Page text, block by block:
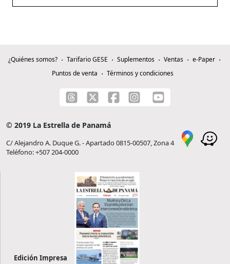
¿Quiénes somos? Tarifario GESE Suplementos Ventas
e-Paper
Puntos de venta
Términos y condiciones
© 2019 La Estrella de Panamá
C/ Alejandro A. Duque G. - Apartado 0815-00507, Zona 4
Teléfono: +507 204-0000
Edición Impresa